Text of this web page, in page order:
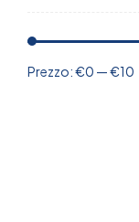
Prezzo:€0 —€10